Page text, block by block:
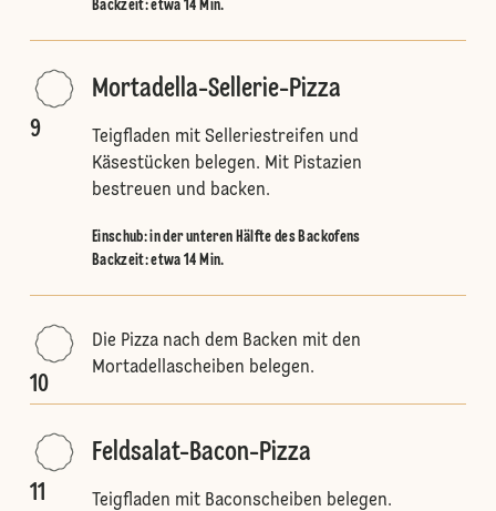
Backzeit: etwa 14 Min.
9
Mortadella-Sellerie-Pizza
Teigfladen mit Selleriestreifen und
Käsestücken belegen. Mit Pistazien
bestreuen und backen.
Einschub:in der unteren Hälfte des Backofens
Backzeit: etwa 14 Min.
10
Die Pizza nach dem Backen mit den
Mortadellascheiben belegen.
11
Feldsalat-Bacon-Pizza
Teigfladen mit Baconscheiben belegen.